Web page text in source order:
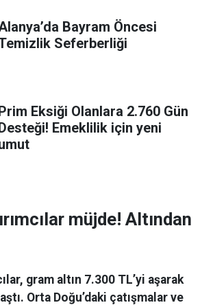
Bayram Öncesi
Seferberliği
Eksiği Olanlara 2.760 Gün
Emeklilik için yeni
müjde! Altından
gram altın 7.300 TL’yi aşarak
Orta Doğu’daki çatışmalar ve